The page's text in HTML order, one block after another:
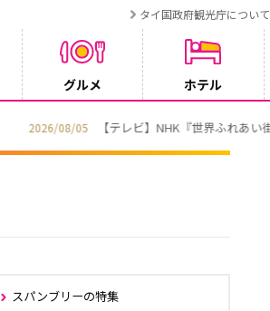
タイ国政府観光庁について
グルメ ホテル
スパンブリーの特集